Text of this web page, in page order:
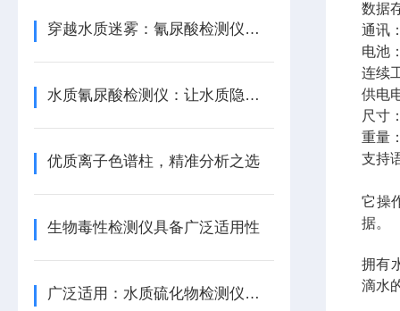
穿越水质迷雾：氰尿酸检测仪的光明灯塔
水质氰尿酸检测仪：让水质隐患无所遁形
优质离子色谱柱，精准分析之选
生物毒性检测仪具备广泛适用性
广泛适用：水质硫化物检测仪在各行业发光发热
数据
通讯
电池
连续
供电
尺寸
重量
支持
它操
据。
拥有
滴水